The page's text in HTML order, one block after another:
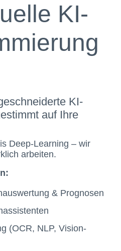
KI-
KI-
auf Ihre
Deep-Learning – wir
arbeiten.
& Prognosen
(OCR, NLP, Vision-